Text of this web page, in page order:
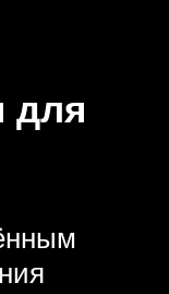
для